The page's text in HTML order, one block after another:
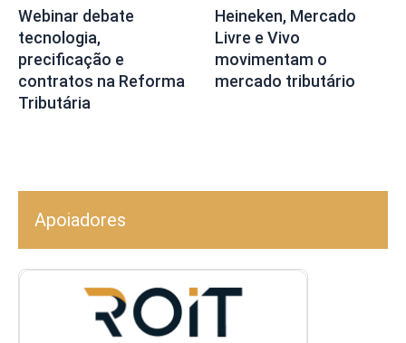
Webinar debate
tecnologia,
precificação e
contratos na Reforma
Tributária
Heineken, Mercado
Livre e Vivo
movimentam o
mercado tributário
Apoiadores